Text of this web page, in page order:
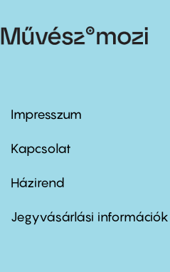
Footer
first
Impresszum
Kapcsolat
Footer
second
Házirend
Jegyvásárlási információk